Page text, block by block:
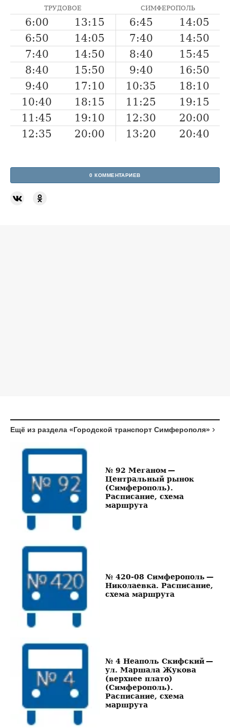
ТРУДОВОЕ СИМФЕРОПОЛЬ
6:00 13:15 6:45
14:05
6:50
14:05 7:40
14:50
7:40
14:50 8:40
15:45
8:40
15:50 9:40
16:50
9:40
17:10 10:35
18:10
10:40
18:15 11:25
19:15
11:45
19:10 12:30
20:00
12:35
20:00 13:20 20:40
0 КОММЕНТАРИЕВ
Ещё из раздела «Городской транспорт Симферополя»
№ 92 Меганом —
Центральный рынок
(Симферополь).
Расписание, схема
маршрута
№ 420-08 Симферополь —
Николаевка. Расписание,
схема маршрута
№ 4 Неаполь Скифский —
ул. Маршала Жукова
(верхнее плато)
(Симферополь).
Расписание, схема
маршрута